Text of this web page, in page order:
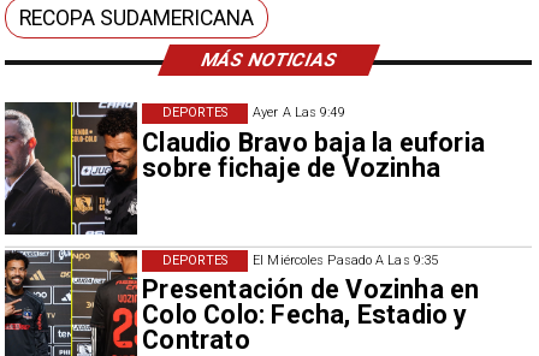
MÁS NOTICIAS
Ayer A Las 9:49
Claudio Bravo baja la euforia
sobre fichaje de Vozinha
DEPORTES
El Miércoles Pasado A Las 9:35
Presentación de Vozinha en
Colo Colo: Fecha, Estadio y
Contrato
DEPORTES
RECOPA SUDAMERICANA